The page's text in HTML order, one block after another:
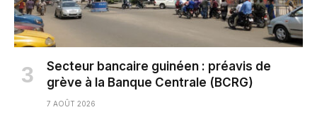
Secteur bancaire guinéen : préavis de
grève à la Banque Centrale (BCRG)
7 AOÛT 2026